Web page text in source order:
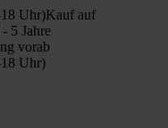
Uhr)Kauf auf
5 Jahre
vorab
Uhr)